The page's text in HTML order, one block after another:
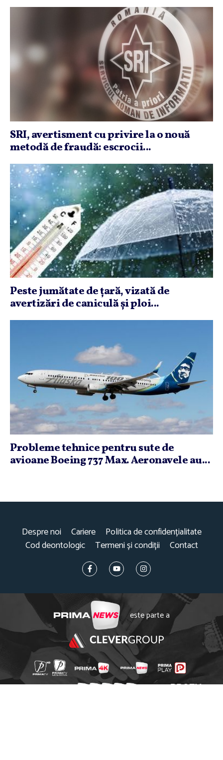
SRI, avertisment cu privire la o nouă
metodă de fraudă: escrocii...
Peste jumătate de ţară, vizată de
avertizări de caniculă şi ploi...
Probleme tehnice pentru sute de
avioane Boeing 737 Max. Aeronavele au...
Despre noi Cariere
Politica de confidențialitate
Cod deontologic
Termeni și condiții Contact
este parte a